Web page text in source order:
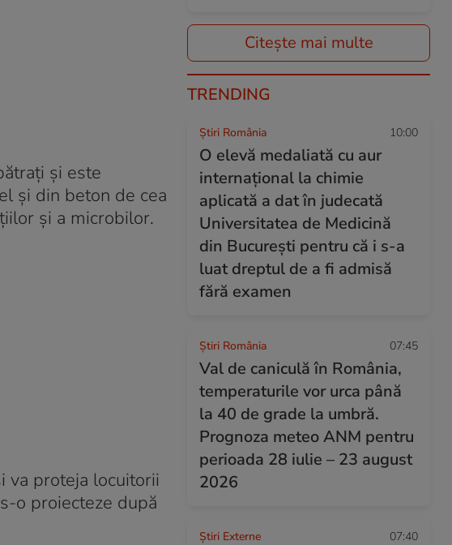
și este
și din beton de cea
și a microbilor.
va proteja locuitorii
o proiecteze după
Citește mai multe
TRENDING
Știri România 10:00
O elevă medaliată cu aur
internațional la chimie
aplicată a dat în judecată
Universitatea de Medicină
din București pentru că i s-a
luat dreptul de a fi admisă
fără examen
Știri România 07:45
Val de caniculă în România,
temperaturile vor urca până
la 40 de grade la umbră.
Prognoza meteo ANM pentru
perioada 28 iulie – 23 august
2026
Știri Externe 07:40